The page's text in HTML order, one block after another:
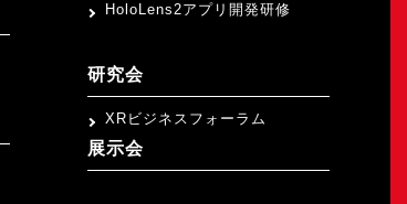
HoloLens2アプリ開発研修
研究会
XRビジネスフォーラム
展示会